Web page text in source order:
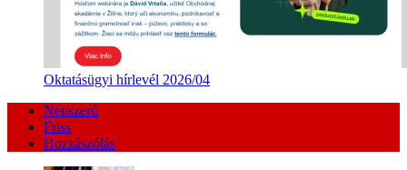
Oktatásügyi hírlevél 2026/04
Népszerű
Friss
Hozzászólás